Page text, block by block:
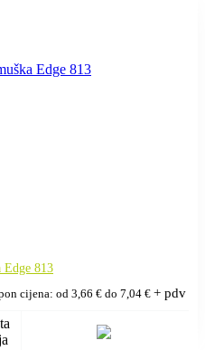
Edge 813
cijena: od 3,66 € do 7,04 € + pdv